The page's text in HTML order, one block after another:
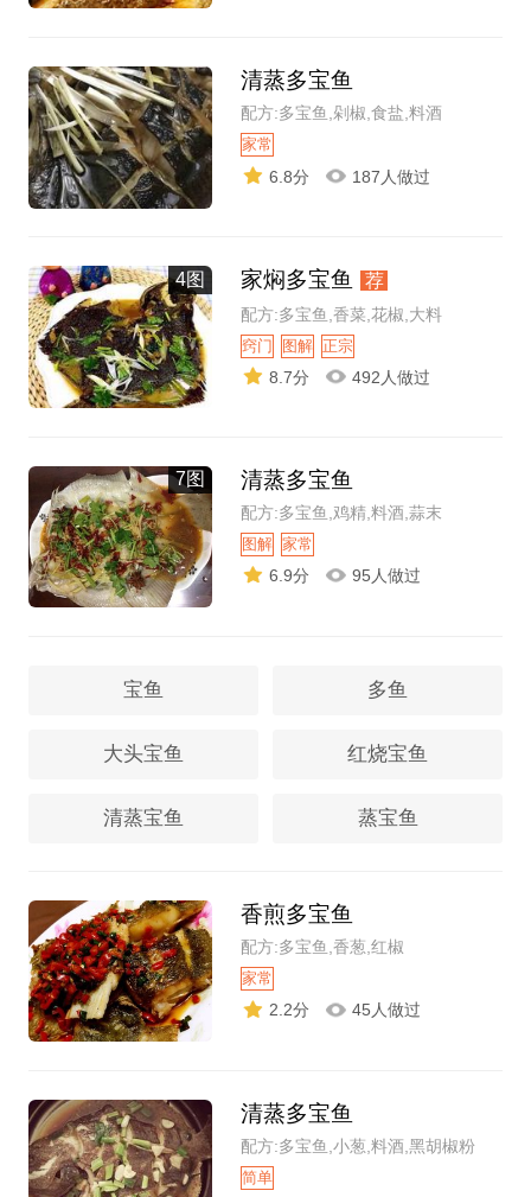
清蒸多宝鱼
配方:多宝鱼,剁椒,食盐,料酒
家常
6.8分 187人做过
4图 家焖多宝鱼 荐
配方:多宝鱼,香菜,花椒,大料
窍门 图解 正宗
8.7分 492人做过
7图 清蒸多宝鱼
配方:多宝鱼,鸡精,料酒,蒜末
图解 家常
6.9分 95人做过
宝鱼 多鱼
大头宝鱼 红烧宝鱼
清蒸宝鱼 蒸宝鱼
香煎多宝鱼
配方:多宝鱼,香葱,红椒
家常
2.2分 45人做过
清蒸多宝鱼
配方:多宝鱼,小葱,料酒,黑胡椒粉
简单